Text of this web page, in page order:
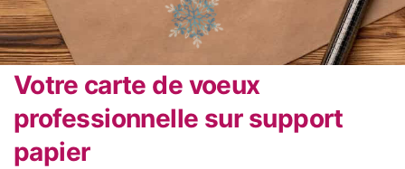
Votre carte de voeux
professionnelle sur support
papier